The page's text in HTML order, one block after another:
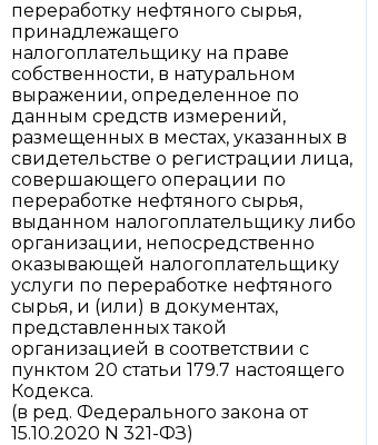
переработку нефтяного сырья,
принадлежащего
налогоплательщику на праве
собственности, в натуральном
выражении, определенное по
данным средств измерений,
размещенных в местах, указанных в
свидетельстве о регистрации лица,
совершающего операции по
переработке нефтяного сырья,
выданном налогоплательщику либо
организации, непосредственно
оказывающей налогоплательщику
услуги по переработке нефтяного
сырья, и (или) в документах,
представленных такой
организацией в соответствии с
пунктом 20 статьи 179.7 настоящего
Кодекса.
(в ред. Федерального закона от
15.10.2020 N 321-ФЗ)